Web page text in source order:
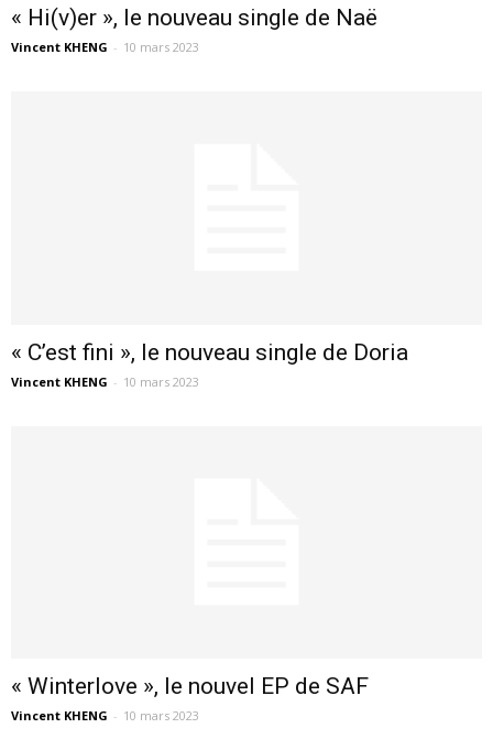
« Hi(v)er », le nouveau single de Naë
Vincent KHENG - 10 mars 2023
« C’est fini », le nouveau single de Doria
Vincent KHENG - 10 mars 2023
« Winterlove », le nouvel EP de SAF
Vincent KHENG - 10 mars 2023